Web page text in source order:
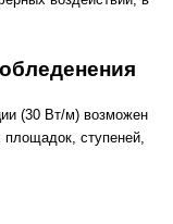
(30 Вт/м) возможен
ступеней,